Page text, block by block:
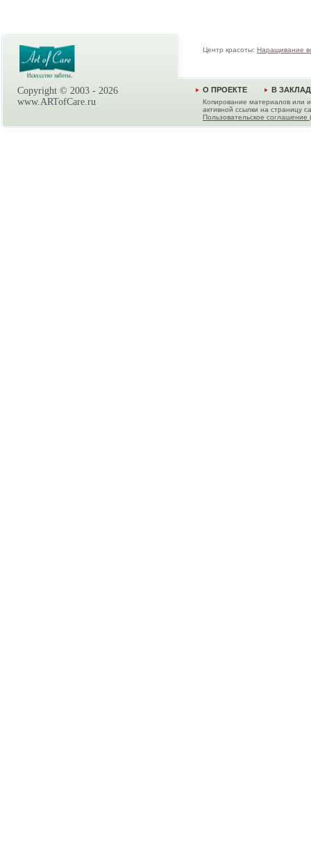
Copyright © 2003 - 2026
www.ARTofCare.ru
Центр красоты: Наращивание
О ПРОЕКТЕ В
Копирование материалов или
активной ссылки на страницу
Пользовательское